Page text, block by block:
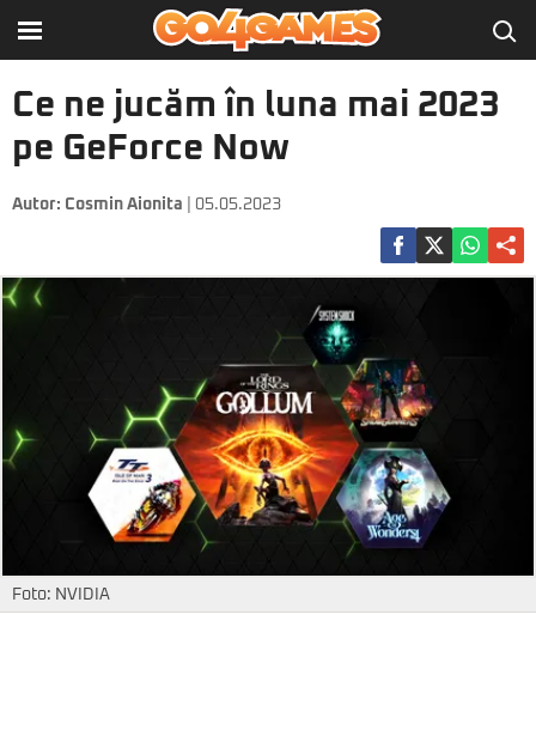
Ce ne jucăm în luna mai 2023
pe GeForce Now
Autor: Cosmin Aionita | 05.05.2023
Foto: NVIDIA